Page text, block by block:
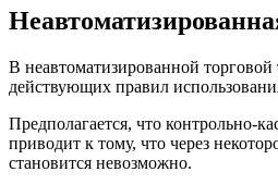
В неавтоматизированной
действующих правил
Предполагается, что контрольно-
приводит к тому, что через
становится невозможно.